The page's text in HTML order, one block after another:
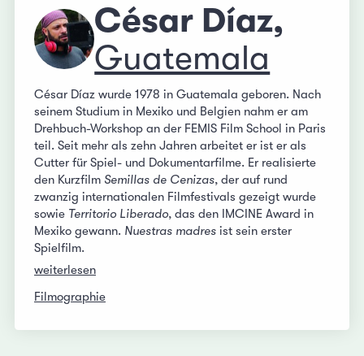
César Díaz,
Guatemala
César Díaz wurde 1978 in Guatemala geboren. Nach
seinem Studium in Mexiko und Belgien nahm er am
Drehbuch-Workshop an der FEMIS Film School in Paris
teil. Seit mehr als zehn Jahren arbeitet er ist er als
Cutter für Spiel- und Dokumentarfilme. Er realisierte
den Kurzfilm Semillas de Cenizas, der auf rund
zwanzig internationalen Filmfestivals gezeigt wurde
sowie Territorio Liberado, das den IMCINE Award in
Mexiko gewann. Nuestras madres ist sein erster
Spielfilm.
weiterlesen
Filmographie